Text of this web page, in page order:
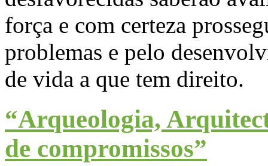
força e com certeza
problemas e pelo
de vida a que tem direito.
“Arqueologia,
de compromissos”